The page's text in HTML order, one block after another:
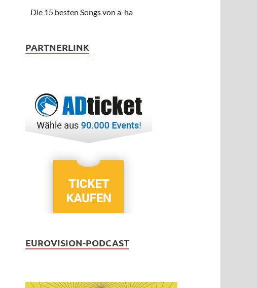
Die 15 besten Songs von a-ha
PARTNERLINK
EUROVISION-PODCAST